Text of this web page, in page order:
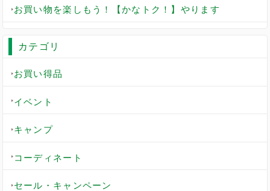
お買い物を楽しもう！【かなトク！】やります
カテゴリ
お買い得品
イベント
キャンプ
コーディネート
セール・キャンペーン